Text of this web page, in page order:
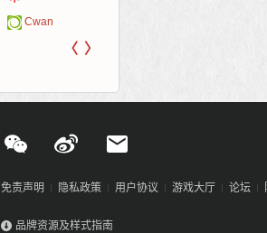
Cwan
〈 〉
免责声明 隐私政策 用户协议 游戏大厅 论坛
品牌资源及样式指南